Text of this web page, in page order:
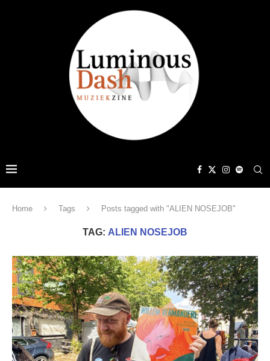
Home Tags Posts tagged with "ALIEN NOSEJOB"
TAG: ALIEN NOSEJOB